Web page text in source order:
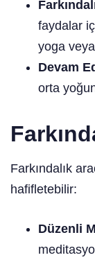
faydalar
yoga
Devam
orta
Farkındalık
hafifletebilir:
Düzenli